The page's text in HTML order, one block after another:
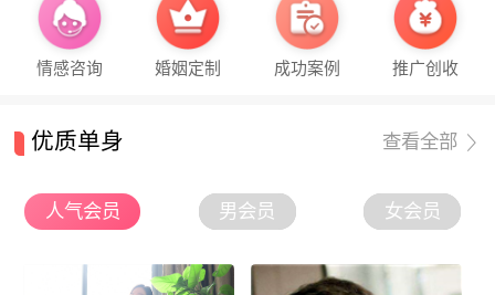
情感咨询 婚姻定制 成功案例 推广创收
优质单身 查看全部
人气会员 男会员 女会员